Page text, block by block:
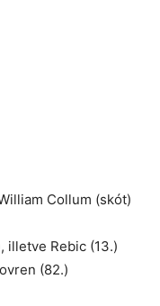
Collum (skót)
illetve Rebic (13.)
(82.)